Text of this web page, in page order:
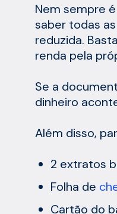
Nem sempre
saber todas
reduzida.
renda pela
Se a
dinheiro
Além disso,
2 extratos
Folha de
Cartão do